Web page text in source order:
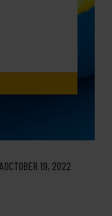
OCTOBER 19, 2022